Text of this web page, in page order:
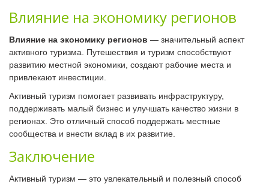
Влияние на экономику регионов
Влияние на экономику регионов — значительный аспект
активного туризма. Путешествия и туризм способствуют
развитию местной экономики, создают рабочие места и
привлекают инвестиции.
Активный туризм помогает развивать инфраструктуру,
поддерживать малый бизнес и улучшать качество жизни в
регионах. Это отличный способ поддержать местные
сообщества и внести вклад в их развитие.
Заключение
Активный туризм — это увлекательный и полезный способ